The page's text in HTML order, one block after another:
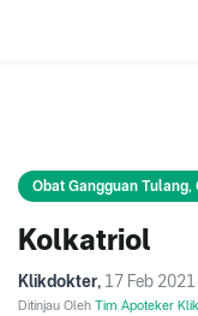
Obat Gangguan Tulang,
Kolkatriol
Klikdokter, 17 Feb 2021
Ditinjau Oleh Tim Apoteker